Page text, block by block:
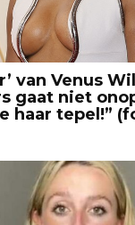
van Venus
gaat niet
haar tepel!”